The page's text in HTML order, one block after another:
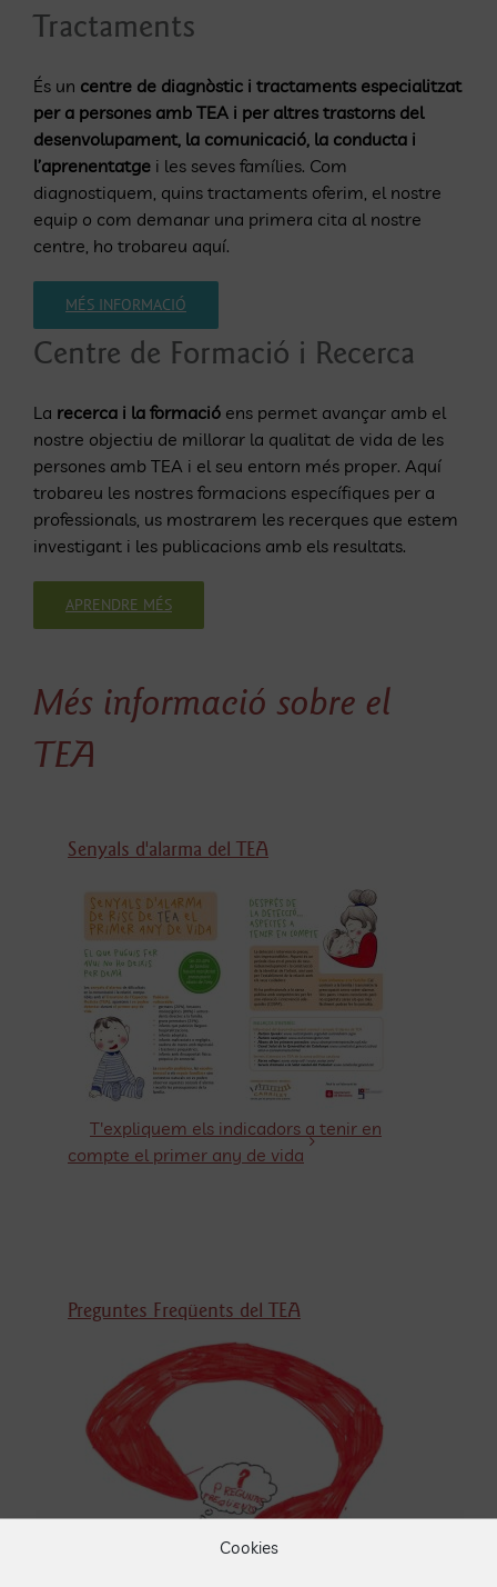
Cookies
Tractaments
És un centre de diagnòstic i tractaments especialitzat
per a persones amb TEA i per altres trastorns del
desenvolupament, la comunicació, la conducta i
l’aprenentatge i les seves famílies. Com
diagnostiquem, quins tractaments oferim, el nostre
equip o com demanar una primera cita al nostre
centre, ho trobareu aquí.
MÉS INFORMACIÓ
Centre de Formació i Recerca
La recerca i la formació ens permet avançar amb el
nostre objectiu de millorar la qualitat de vida de les
persones amb TEA i el seu entorn més proper. Aquí
trobareu les nostres formacions específiques per a
professionals, us mostrarem les recerques que estem
investigant i les publicacions amb els resultats.
APRENDRE MÉS
Més informació sobre el
TEA
Senyals d'alarma del TEA
T'expliquem els indicadors a tenir en
compte el primer any de vida
Preguntes Freqüents del TEA